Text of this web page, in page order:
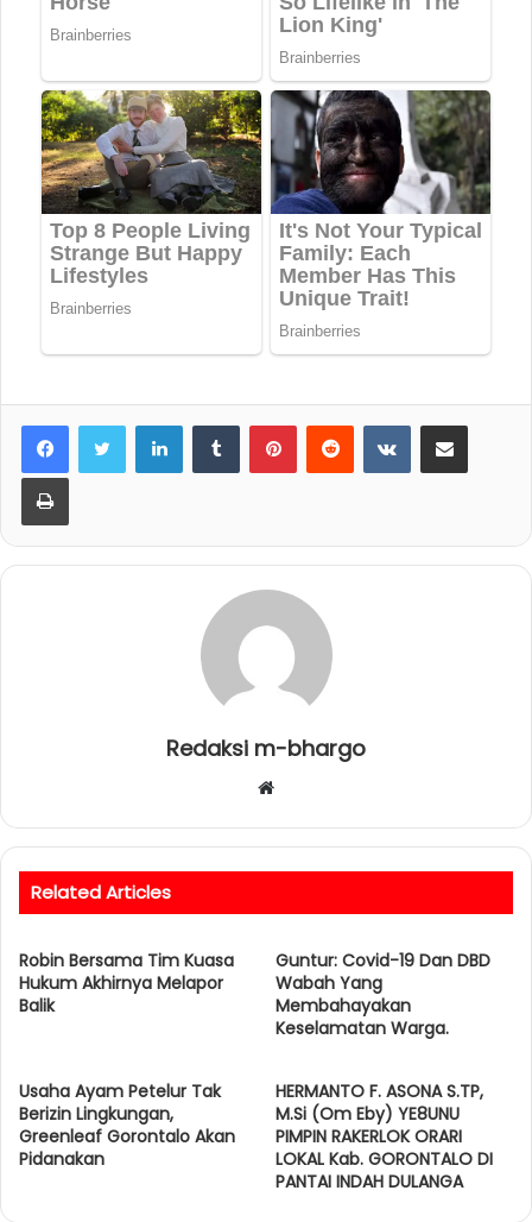
Redaksi m-bhargo
b
s
e
Related Articles
Robin Bersama Tim Kuasa
Hukum Akhirnya Melapor
Balik
Guntur: Covid-19 Dan DBD
Wabah Yang
Membahayakan
Keselamatan Warga.
Usaha Ayam Petelur Tak
Berizin Lingkungan,
Greenleaf Gorontalo Akan
Pidanakan
HERMANTO F. ASONA S.TP,
M.Si (Om Eby) YE8UNU
PIMPIN RAKERLOK ORARI
LOKAL Kab. GORONTALO DI
PANTAI INDAH DULANGA